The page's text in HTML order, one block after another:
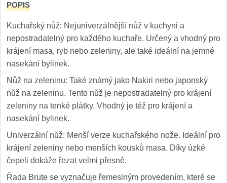
Ostřiče nožů V-Sharp
Brousky na nože
Doplňky a díly
Doprodej 11
Dárky
Značky
POPIS
Kuchařský nůž: Nejuniverzálnější nůž v kuchyni a
nepostradatelný pro každého kuchaře. Určený a vhodný pro
krájení masa, ryb nebo zeleniny, ale také ideální na jemné
nasekání bylinek.
Nůž na zeleninu: Také známý jako Nakiri nebo japonský
nůž na zeleninu. Tento nůž je nepostradatelný pro krájení
zeleniny na tenké plátky. Vhodný je též pro krájení a
nasekání bylinek.
Univerzální nůž: Menší verze kuchařského nože. Ideální pro
krájení zeleniny nebo menších kousků masa. Díky úzké
čepeli dokáže řezat velmi přesně.
Řada Brute se vyznačuje řemeslným provedením, které se